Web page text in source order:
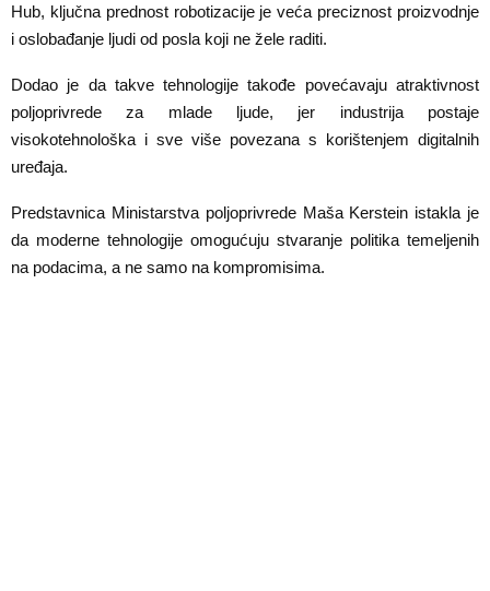
Hub, ključna prednost robotizacije je veća preciznost proizvodnje
i oslobađanje ljudi od posla koji ne žele raditi.
Dodao je da takve tehnologije takođe povećavaju atraktivnost
poljoprivrede za mlade ljude, jer industrija postaje
visokotehnološka i sve više povezana s korištenjem digitalnih
uređaja.
Predstavnica Ministarstva poljoprivrede Maša Kerstein istakla je
da moderne tehnologije omogućuju stvaranje politika temeljenih
na podacima, a ne samo na kompromisima.